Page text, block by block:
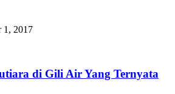
1, 2017
di Gili Air Yang Ternyata